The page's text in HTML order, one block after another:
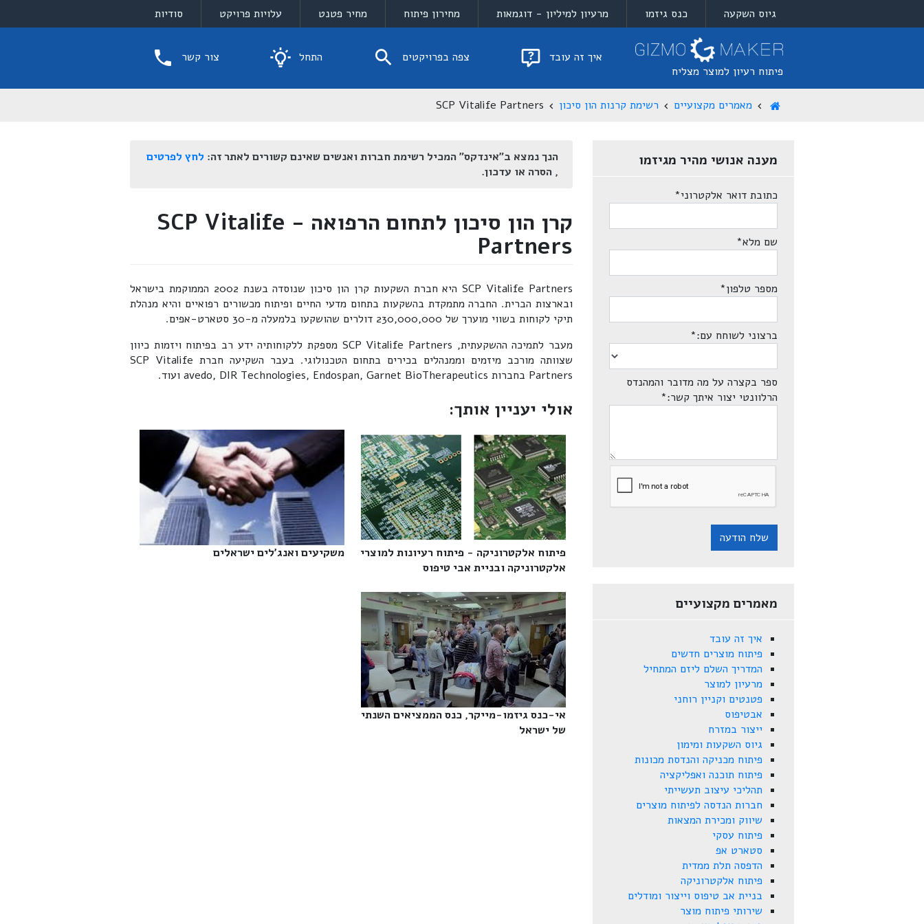
גיוס השקעה כנס גיזמו מרעיון למיליון - דוגמאות מחירון פיתוח מחיר פטנט עלויות פרויקט סודיות
פיתוח רעיון למוצר מצליח
איך זה עובד צפה בפרויקטים התחל צור קשר
מאמרים מקצועיים רשימת קרנות הון סיכון SCP Vitalife Partners
הנך נמצא ב"אינדקס" המכיל רשימת חברות ואנשים שאינם קשורים לאתר זה: לחץ לפרטים
, הסרה או עדכון.
קרן הון סיכון לתחום הרפואה - SCP Vitalife
Partners
SCP Vitalife Partners היא חברת השקעות קרן הון סיכון שנוסדה בשנת 2002 הממוקמת בישראל
ובארצות הברית. החברה מתמקדת בהשקעות בתחום מדעי החיים ופיתוח מכשורים רפואיים והיא מנהלת
תיקי לקוחות בשווי מוערך של 230,000,000 דולרים שהושקעו בלמעלה מ-30 סטארט-אפים.
מעבר לתמיכה ההשקעתית, SCP Vitalife Partners מספקת ללקוחותיה ידע רב בפיתוח ויזמות כיוון
שצוותה מורכב מיזמים וממנהלים בכירים בתחום הטכנולוגי. בעבר השקיעה חברת SCP Vitalife
Partners בחברות avedo, DIR Technologies, Endospan, Garnet BioTherapeutics ועוד.
אולי יעניין אותך:
פיתוח אלקטרוניקה - פיתוח רעיונות למוצרי
אלקטרוניקה ובניית אבי טיפוס‎
משקיעים ואנג'לים ישראלים‎
אי-כנס גיזמו-מייקר, כנס הממציאים השנתי
של ישראל‎
מענה אנושי מהיר מגיזמו
כתובת דואר אלקטרוני*
שם מלא*
מספר טלפון*
ברצוני לשוחח עם:*
ספר בקצרה על מה מדובר והמהנדס
הרלוונטי יצור איתך קשר:*
שלח הודעה
מאמרים מקצועיים
איך זה עובד
פיתוח מוצרים חדשים
המדריך השלם ליזם המתחיל
מרעיון למוצר
פטנטים וקניין רוחני
אבטיפוס
ייצור במזרח
גיוס השקעות ומימון
פיתוח מכניקה והנדסת מכונות
פיתוח תוכנה ואפליקציה
תהליכי עיצוב תעשייתי
חברות הנדסה לפיתוח מוצרים
שיווק ומכירת המצאות
פיתוח עסקי
סטארט אפ
הדפסה תלת ממדית
פיתוח אלקטרוניקה
בניית אב טיפוס וייצור ומודלים
שירותי פיתוח מוצר